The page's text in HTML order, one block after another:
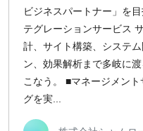
ビジネスパートナー」を
テグレーションサービス
計、サイト構築、システ
ン、効果解析まで多岐に
こなう。 ■マネージメン
グを実...